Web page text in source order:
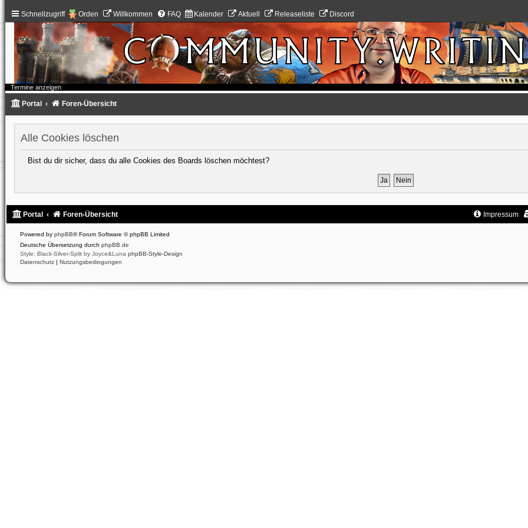
Schnellzugriff Orden Willkommen FAQ Kalender Aktuell Releaseliste Discord
Termine anzeigen
Portal Foren-Übersicht
Alle Cookies löschen
Bist du dir sicher, dass du alle Cookies des Boards löschen möchtest?
Portal Foren-Übersicht Impressum
Powered by phpBB® Forum Software © phpBB Limited
Deutsche Übersetzung durch phpBB.de
Style: Black-Silver-Split by Joyce&Luna phpBB-Style-Design
Datenschutz | Nutzungsbedingungen